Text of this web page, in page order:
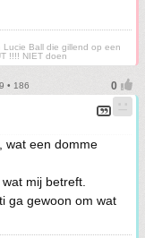
Ball die gillend op een
!!!! NIET doen
• 186
wat een domme
mij betreft.
ga gewoon om wat